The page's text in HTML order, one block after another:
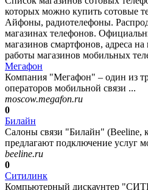
которых можно купить сотовые
Айфоны, радиотелефоны.
магазинах телефонов.
магазинов смартфонов, адреса
работы магазинов мобильных
Мегафон
Компания "Мегафон" – один из
операторов мобильной связи ...
moscow.megafon.ru
0
Билайн
Салоны связи "Билайн"
предлагают подключение услуг
beeline.ru
0
Ситилинк
Компьютерный дискаунтер